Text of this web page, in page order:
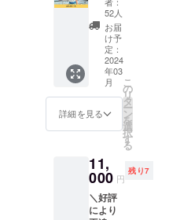
心を込
めたお
礼の
メール
をお送
りいた
しま
す。 こ
ちら
は、プ
ロジェ
ただた
だ応援
したい
方向け
のリ
52人
お届
け予
定：
2024
年03
月
詳細を見る
こ
の
リ
タ
ー
ン
を
選
択
す
る
11,
000 円
残り7
＼好評
により